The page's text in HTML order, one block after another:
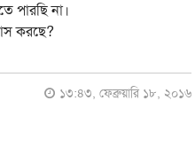
পারছি না।
করছে?
১৩:৪৩, ফেব্রুয়ারি ১৮, ২০১৬